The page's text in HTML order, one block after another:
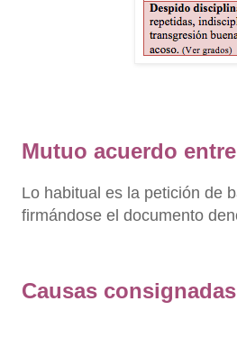
Mutuo acuerdo
Lo habitual es la petición de
firmándose el documento
Causas